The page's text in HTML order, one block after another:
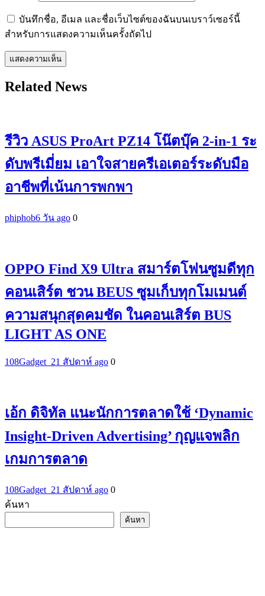
บันทึกชื่อ, อีเมล และชื่อเว็บไซต์ของฉันบนเบราว์เซอร์นี้
สำหรับการแสดงความเห็นครั้งถัดไป
Related News
รีวิว ASUS ProArt PZ14 โน๊ตบุ๊ค 2-in-1 ระ
ดับพรีเมี่ยม เอาใจสายครีเอเตอร์ระดับมือ
อาชีพที่เน้นการพกพา
phiphob6 วัน ago 0
OPPO Find X9 Ultra สมาร์ตโฟนซูมดีทุก
คอนเสิร์ต ชวน BEUS ซูมเก็บทุกโมเมนต์
ความสนุกสุดคมชัด ในคอนเสิร์ต BUS
LIGHT AS ONE
108Gadget_21 สัปดาห์ ago 0
เอ้ก ดิจิทัล แนะนักการตลาดใช้ ‘Dynamic
Insight-Driven Advertising’ กุญแจพลิก
เกมการตลาด
108Gadget_21 สัปดาห์ ago 0
ค้นหา
ค้นหา